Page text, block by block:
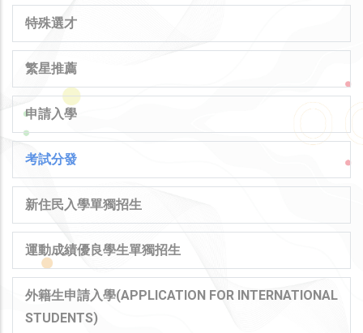
NAVIGATION
特殊選才
繁星推薦
申請入學
考試分發
新住民入學單獨招生
運動成績優良學生單獨招生
外籍生申請入學(APPLICATION FOR INTERNATIONAL
STUDENTS)